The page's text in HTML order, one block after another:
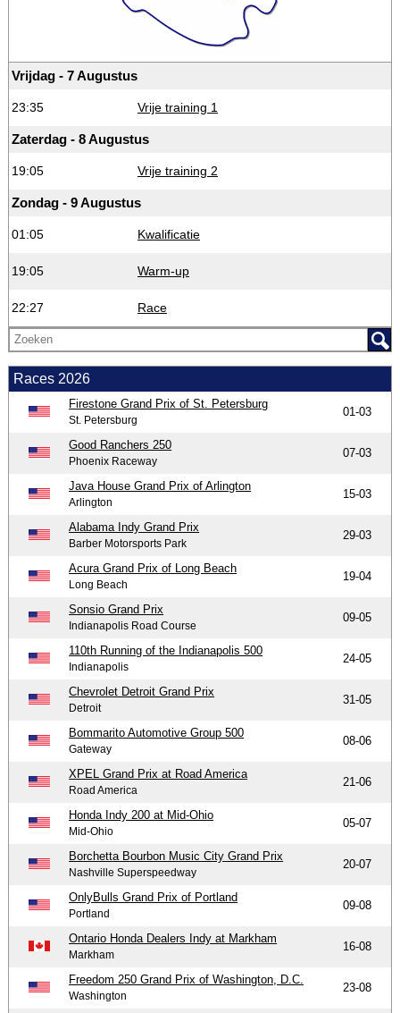
Vrijdag - 7 Augustus
23:35 Vrije training 1
Zaterdag - 8 Augustus
19:05 Vrije training 2
Zondag - 9 Augustus
01:05 Kwalificatie
19:05 Warm-up
22:27 Race
Races 2026
Firestone Grand Prix of St. Petersburg
St. Petersburg
01-03
Good Ranchers 250
Phoenix Raceway
07-03
Java House Grand Prix of Arlington
Arlington
15-03
Alabama Indy Grand Prix
Barber Motorsports Park
29-03
Acura Grand Prix of Long Beach
Long Beach
19-04
Sonsio Grand Prix
Indianapolis Road Course
09-05
110th Running of the Indianapolis 500
Indianapolis
24-05
Chevrolet Detroit Grand Prix
Detroit
31-05
Bommarito Automotive Group 500
Gateway
08-06
XPEL Grand Prix at Road America
Road America
21-06
Honda Indy 200 at Mid-Ohio
Mid-Ohio
05-07
Borchetta Bourbon Music City Grand Prix
Nashville Superspeedway
20-07
OnlyBulls Grand Prix of Portland
Portland
09-08
Ontario Honda Dealers Indy at Markham
Markham
16-08
Freedom 250 Grand Prix of Washington, D.C.
Washington
23-08